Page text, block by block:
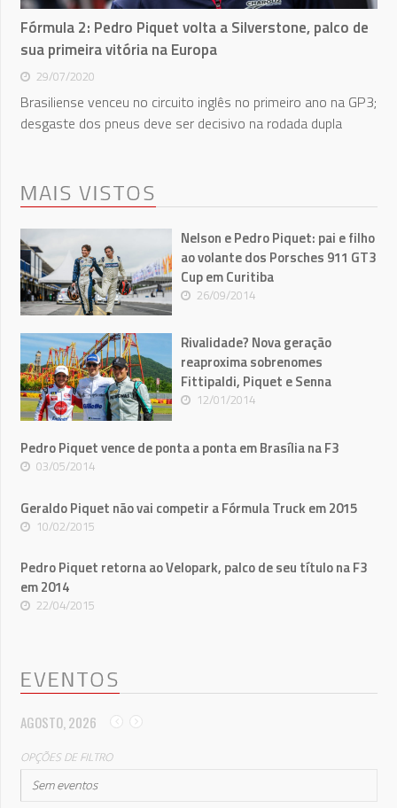
Fórmula 2: Pedro Piquet volta a Silverstone, palco de
sua primeira vitória na Europa
29/07/2020
Brasiliense venceu no circuito inglês no primeiro ano na GP3;
desgaste dos pneus deve ser decisivo na rodada dupla
MAIS VISTOS
Nelson e Pedro Piquet: pai e filho
ao volante dos Porsches 911 GT3
Cup em Curitiba
26/09/2014
Rivalidade? Nova geração
reaproxima sobrenomes
Fittipaldi, Piquet e Senna
12/01/2014
Pedro Piquet vence de ponta a ponta em Brasília na F3
03/05/2014
Geraldo Piquet não vai competir a Fórmula Truck em 2015
10/02/2015
Pedro Piquet retorna ao Velopark, palco de seu título na F3
em 2014
22/04/2015
EVENTOS
AGOSTO, 2026
OPÇÕES DE FILTRO
Sem eventos